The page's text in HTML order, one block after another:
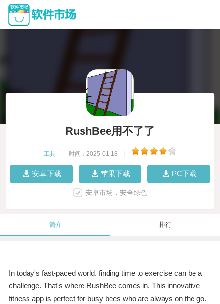
RushBee用不了了
工具 时间：2025-01-18
安卓下载 苹果下载 PC下载
安卓市场，安全绿色
简介 排行
In today's fast-paced world, finding time to exercise can be a
challenge. That's where RushBee comes in. This innovative
fitness app is perfect for busy bees who are always on the go.